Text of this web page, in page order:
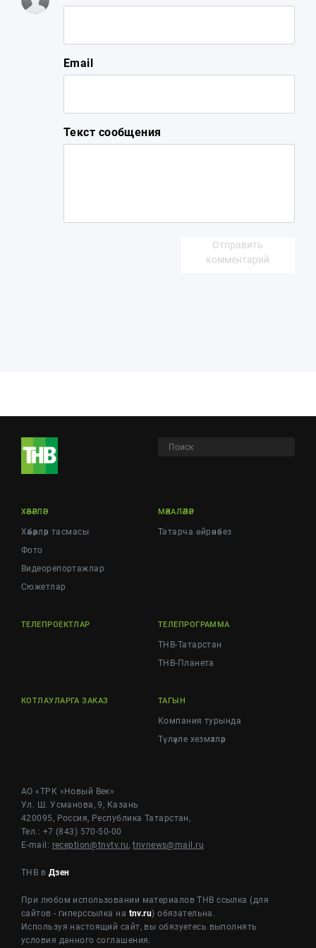
Email
Текст сообщения
Отправить
комментарий
ХӘБӘРЛӘР
Хәбәрләр тасмасы
Фото
Видеорепортажлар
Cюжетлар
МӘКАЛӘЛӘР
Татарча өйрәнәбез
ТЕЛЕПРОЕКТЛАР ТЕЛЕПРОГРАММА
ТНВ-Татарстан
ТНВ-Планета
КОТЛАУЛАРГА ЗАКАЗ ТАГЫН
Компания турында
Түләүле хезмәтләр
АО «ТРК «Новый Век»
Ул. Ш. Усманова, 9, Казань
420095, Россия, Республика Татарстан,
Тел.: +7 (843) 570-50-00
E-mail: reception@tnvtv.ru,tnvnews@mail.ru
ТНВ в Дзен
При любом использовании материалов ТНВ ссылка (для
сайтов - гиперссылка на tnv.ru) обязательна.
Используя настоящий сайт, вы обязуетесь выполнять
условия данного соглашения.